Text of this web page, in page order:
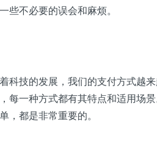
些不必要的误会和麻烦。
科技的发展，我们的支付方式越
每一种方式都有其特点和适用场
，都是非常重要的。